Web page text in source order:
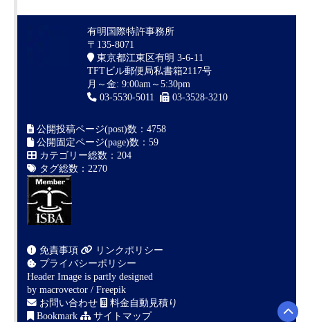
有明国際特許事務所
〒135-8071
東京都江東区有明 3-6-11
TFTビル郵便局私書箱2117号
月～金: 9:00am～5:30pm
03-5530-5011
03-3528-3210
公開投稿ページ(post)数：4758
公開固定ページ(page)数：59
カテゴリー総数：204
タグ総数：2270
免責事項
リンクポリシー
プライバシーポリシー
Header Image is partly designed
by macrovector / Freepik
お問い合わせ
料金自動見積り
Bookmark
サイトマップ